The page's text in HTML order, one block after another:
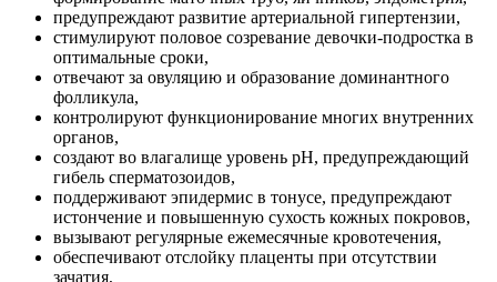
предупреждают развитие артериальной гипертензии,
стимулируют половое созревание девочки-подростка в
оптимальные сроки,
отвечают за овуляцию и образование доминантного
фолликула,
контролируют функционирование многих внутренних
органов,
создают во влагалище уровень рН, предупреждающий
гибель сперматозоидов,
поддерживают эпидермис в тонусе, предупреждают
истончение и повышенную сухость кожных покровов,
вызывают регулярные ежемесячные кровотечения,
обеспечивают отслойку плаценты при отсутствии
зачатия,